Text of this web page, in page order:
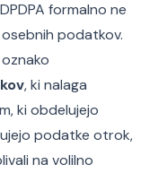
formalno ne
podatkov.
, ki nalaga
ki obdelujejo
podatke otrok,
na volilno